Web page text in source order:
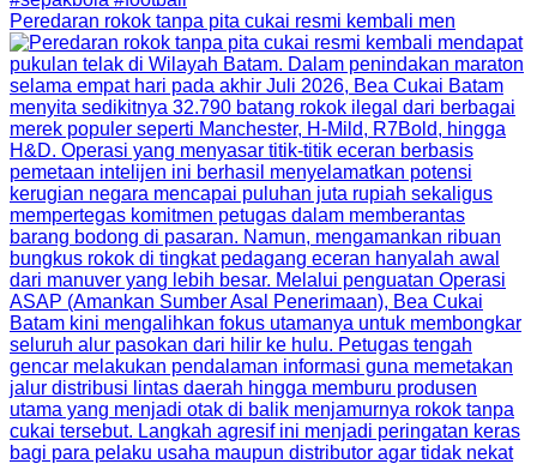
Peredaran rokok tanpa pita cukai resmi kembali men